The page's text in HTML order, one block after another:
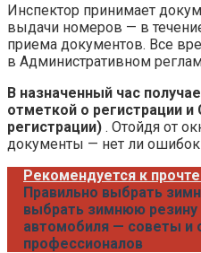
Инспектор принимает
выдачи номеров — в
приема документов. Все
в Административном
В назначенный час
отметкой о регистрации
регистрации) . Отойдя от
документы — нет ли
Рекомендуется к
Правильно выбрать
выбрать зимнюю резину
автомобиля — советы и
профессионалов